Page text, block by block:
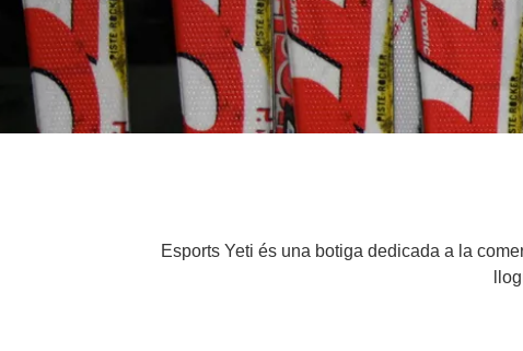
Esports Yeti és una botiga dedicada a la